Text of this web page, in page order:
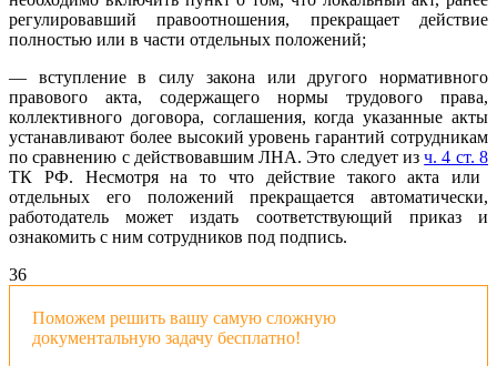
регулировавший правоотношения, прекращает действие
полностью или в части отдельных положений;
— вступление в силу закона или другого нормативного
правового акта, содержащего нормы трудового права,
коллективного договора, соглашения, когда указанные акты
устанавливают более высокий уровень гарантий сотрудникам
по сравнению с действовавшим ЛНА. Это следует изч. 4 ст. 8
ТК РФ. Несмотря на то что действие такого акта или
отдельных его положений прекращается автоматически,
работодатель может издать соответствующий приказ и
ознакомить с ним сотрудников под подпись.
36
Поможем решить вашу самую сложную
документальную задачу бесплатно!